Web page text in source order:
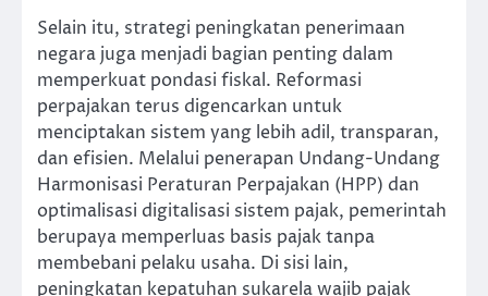
Selain itu, strategi peningkatan penerimaan
negara juga menjadi bagian penting dalam
memperkuat pondasi fiskal. Reformasi
perpajakan terus digencarkan untuk
menciptakan sistem yang lebih adil, transparan,
dan efisien. Melalui penerapan Undang-Undang
Harmonisasi Peraturan Perpajakan (HPP) dan
optimalisasi digitalisasi sistem pajak, pemerintah
berupaya memperluas basis pajak tanpa
membebani pelaku usaha. Di sisi lain,
peningkatan kepatuhan sukarela wajib pajak